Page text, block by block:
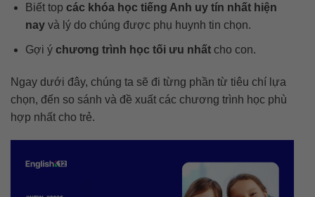
Biết top các khóa học tiếng Anh uy tín nhất hiện
nayvà lý do chúng được phụ huynh tin chọn.
Gợi ý chương trình học tối ưu nhấtcho con.
Ngay dưới đây, chúng ta sẽ đi từng phần từ tiêu chí lựa
chọn, đến so sánh và đề xuất các chương trình học phù
hợp nhất cho trẻ.